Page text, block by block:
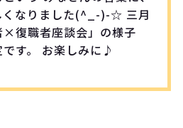
くなりました(^_-)-☆ 三月
×復職者座談会」の様子
です。 お楽しみに♪